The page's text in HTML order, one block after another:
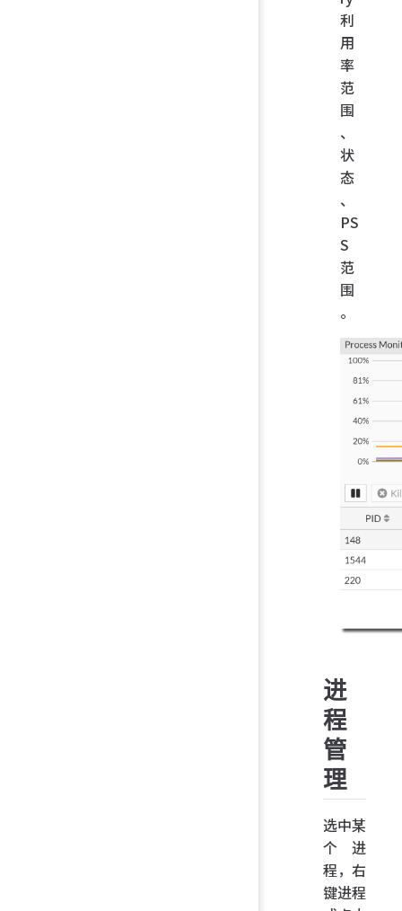
利
用
率
范
围
、
状
态
、
PS
S
范
围
。
进
程
管
理
选中某
个进
程，右
键进程